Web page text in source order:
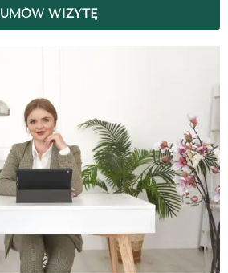
UMÓW WIZYTĘ